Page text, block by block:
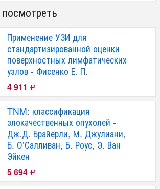
Применение УЗИ для
стандартизированной оценки
поверхностных лимфатических
узлов - Фисенко Е. П.
4 911 Р
TNM: классификация
злокачественных опухолей -
Дж.Д. Брайерли, М. Джулиани,
Б. О’Салливан, Б. Роус, Э. Ван
Эйкен
5 694 Р